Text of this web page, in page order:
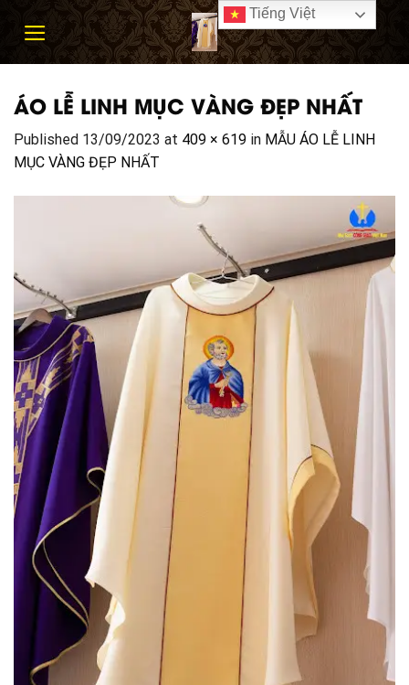
ÁO LỄ LINH MỤC VÀNG ĐẸP NHẤT
Published 13/09/2023 at 409 × 619 in MẪU ÁO LỄ LINH
MỤC VÀNG ĐẸP NHẤT
Tiếng Việt